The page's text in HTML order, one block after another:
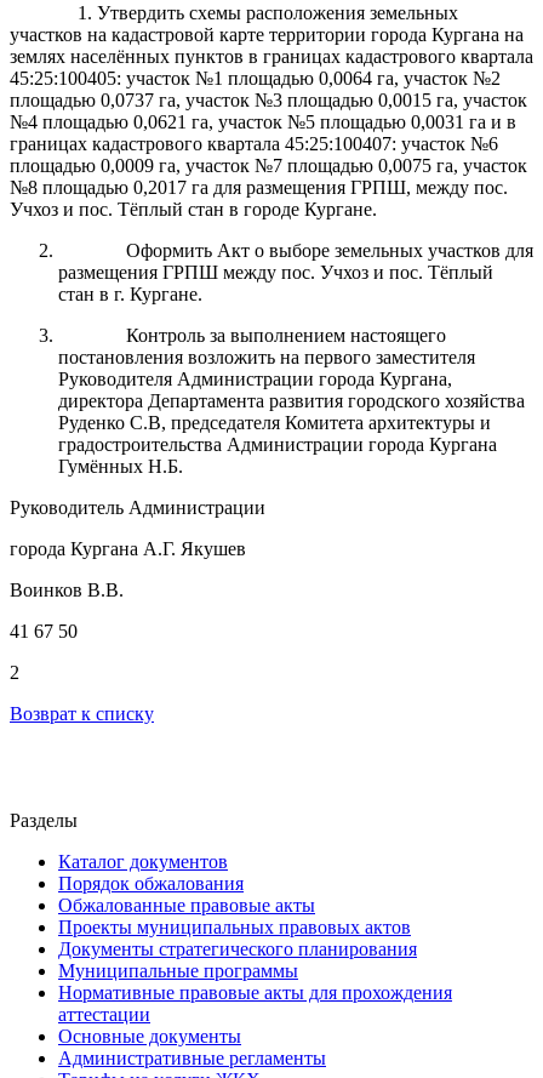
1. Утвердить схемы расположения земельных
участков на кадастровой карте территории города Кургана на
землях населённых пунктов в границах кадастрового квартала
45:25:100405: участок №1 площадью 0,0064 га, участок №2
площадью 0,0737 га, участок №3 площадью 0,0015 га, участок
№4 площадью 0,0621 га, участок №5 площадью 0,0031 га и в
границах кадастрового квартала 45:25:100407: участок №6
площадью 0,0009 га, участок №7 площадью 0,0075 га, участок
№8 площадью 0,2017 га для размещения ГРПШ, между пос.
Учхоз и пос. Тёплый стан в городе Кургане.
Оформить Акт о выборе земельных участков для
размещения ГРПШ между пос. Учхоз и пос. Тёплый
стан в г. Кургане.
Контроль за выполнением настоящего
постановления возложить на первого заместителя
Руководителя Администрации города Кургана,
директора Департамента развития городского хозяйства
Руденко С.В, председателя Комитета архитектуры и
градостроительства Администрации города Кургана
Гумённых Н.Б.
Руководитель Администрации
города Кургана А.Г. Якушев
Воинков В.В.
41 67 50
2
Возврат к списку
Разделы
Каталог документов
Порядок обжалования
Обжалованные правовые акты
Проекты муниципальных правовых актов
Документы стратегического планирования
Муниципальные программы
Нормативные правовые акты для прохождения
аттестации
Основные документы
Административные регламенты